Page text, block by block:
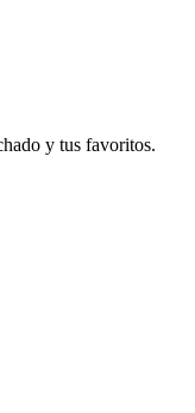
y tus favoritos.